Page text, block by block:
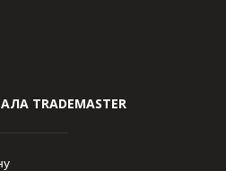
TRADEMASTER